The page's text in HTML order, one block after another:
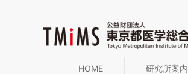
HOME 研究所案内